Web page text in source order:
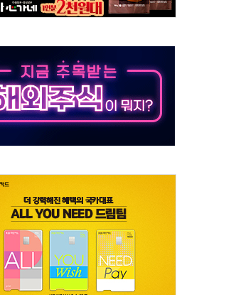
안 강한 비 이어져
널티' 22개 과제 손본다
명 실종
민 연대로 목소리 내야"
채 발견
서 신경전 고조